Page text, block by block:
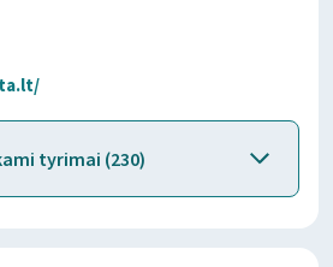
Subrangovo atliekami tyrimai (230)